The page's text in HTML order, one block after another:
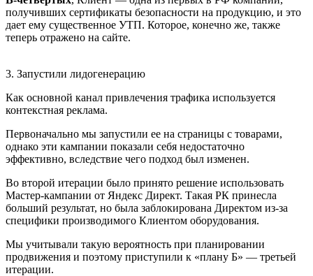
получивших сертификаты безопасности на продукцию, и это
дает ему существенное УТП. Которое, конечно же, также
теперь отражено на сайте.
3. Запустили лидогенерацию
Как основной канал привлечения трафика используется
контекстная реклама.
Первоначально мы запустили ее на страницы с товарами,
однако эти кампании показали себя недостаточно
эффективно, вследствие чего подход был изменен.
Во второй итерации было принято решение использовать
Мастер-кампании от Яндекс Директ. Такая РК принесла
больший результат, но была заблокирована Директом из-за
специфики производимого Клиентом оборудования.
Мы учитывали такую вероятность при планировании
продвижения и поэтому приступили к «плану Б» — третьей
итерации.